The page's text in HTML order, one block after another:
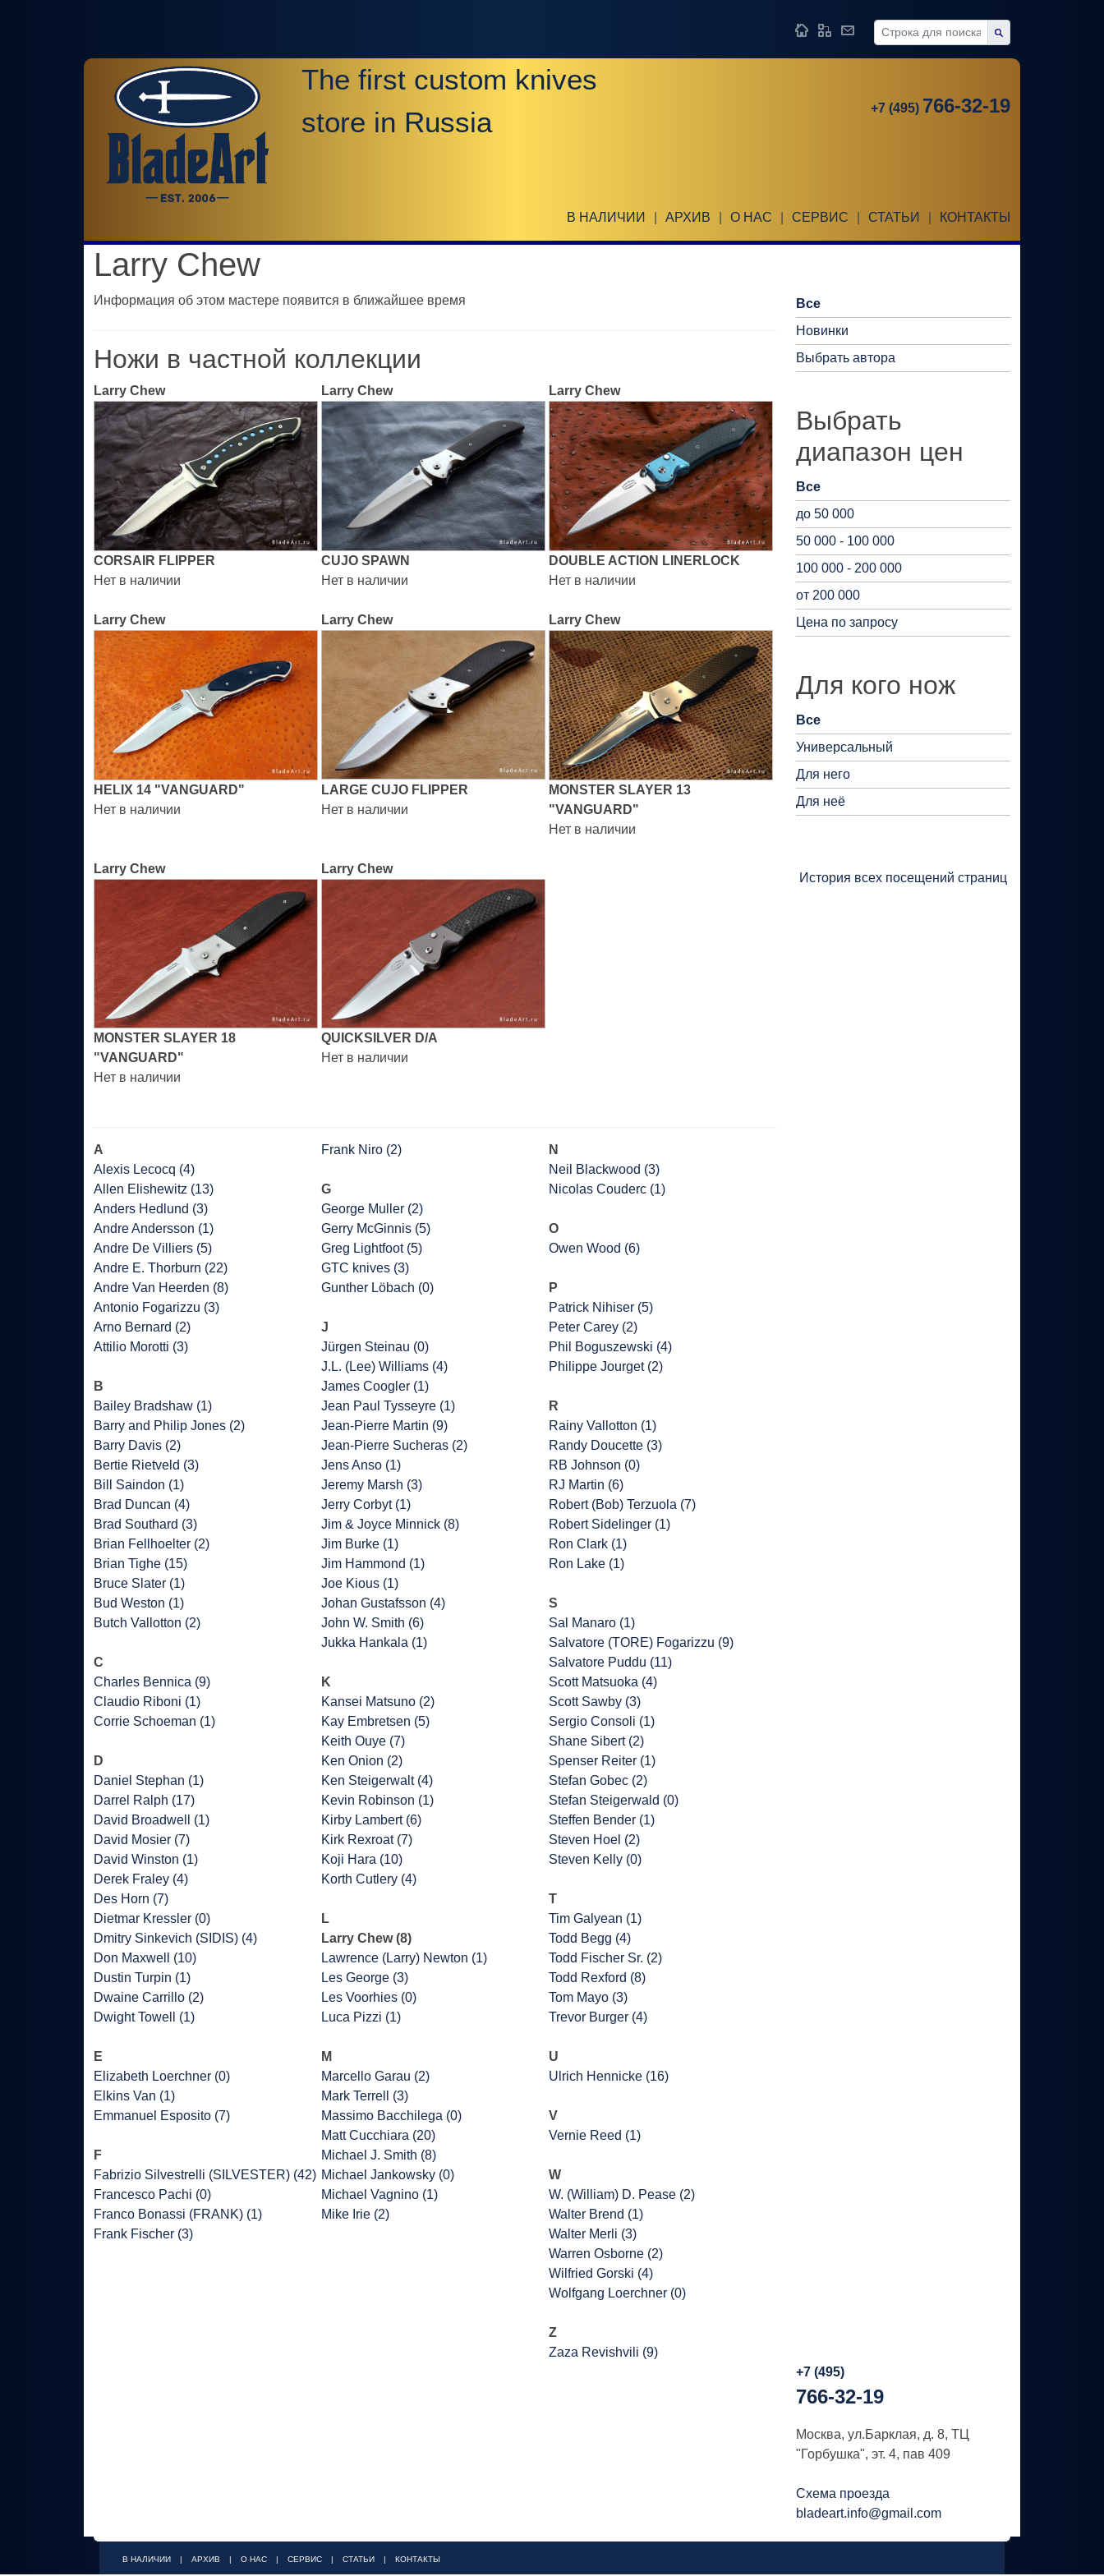
The first custom knives
store in Russia
+7 (495) 766-32-19
В НАЛИЧИИ АРХИВ О НАС СЕРВИС СТАТЬИ КОНТАКТЫ
Larry Chew
Информация об этом мастере появится в ближайшее время
Ножи в частной коллекции
Larry Chew Larry Chew Larry Chew
CORSAIR FLIPPER
Нет в наличии
CUJO SPAWN
Нет в наличии
DOUBLE ACTION LINERLOCK
Нет в наличии
Larry Chew Larry Chew Larry Chew
HELIX 14 "VANGUARD"
Нет в наличии
LARGE CUJO FLIPPER
Нет в наличии
MONSTER SLAYER 13
"VANGUARD"
Нет в наличии
Larry Chew Larry Chew
MONSTER SLAYER 18
"VANGUARD"
Нет в наличии
QUICKSILVER D/A
Нет в наличии
A
Alexis Lecocq (4)
Allen Elishewitz (13)
Anders Hedlund (3)
Andre Andersson (1)
Andre De Villiers (5)
Andre E. Thorburn (22)
Andre Van Heerden (8)
Antonio Fogarizzu (3)
Arno Bernard (2)
Attilio Morotti (3)
B
Bailey Bradshaw (1)
Barry and Philip Jones (2)
Barry Davis (2)
Bertie Rietveld (3)
Bill Saindon (1)
Brad Duncan (4)
Brad Southard (3)
Brian Fellhoelter (2)
Brian Tighe (15)
Bruce Slater (1)
Bud Weston (1)
Butch Vallotton (2)
C
Charles Bennica (9)
Claudio Riboni (1)
Corrie Schoeman (1)
D
Daniel Stephan (1)
Darrel Ralph (17)
David Broadwell (1)
David Mosier (7)
David Winston (1)
Derek Fraley (4)
Des Horn (7)
Dietmar Kressler (0)
Dmitry Sinkevich (SIDIS) (4)
Don Maxwell (10)
Dustin Turpin (1)
Dwaine Carrillo (2)
Dwight Towell (1)
E
Elizabeth Loerchner (0)
Elkins Van (1)
Emmanuel Esposito (7)
F
Fabrizio Silvestrelli (SILVESTER) (42)
Francesco Pachi (0)
Franco Bonassi (FRANK) (1)
Frank Fischer (3)
Frank Niro (2)
G
George Muller (2)
Gerry McGinnis (5)
Greg Lightfoot (5)
GTC knives (3)
Gunther Löbach (0)
J
Jürgen Steinau (0)
J.L. (Lee) Williams (4)
James Coogler (1)
Jean Paul Tysseyre (1)
Jean-Pierre Martin (9)
Jean-Pierre Sucheras (2)
Jens Anso (1)
Jeremy Marsh (3)
Jerry Corbyt (1)
Jim & Joyce Minnick (8)
Jim Burke (1)
Jim Hammond (1)
Joe Kious (1)
Johan Gustafsson (4)
John W. Smith (6)
Jukka Hankala (1)
K
Kansei Matsuno (2)
Kay Embretsen (5)
Keith Ouye (7)
Ken Onion (2)
Ken Steigerwalt (4)
Kevin Robinson (1)
Kirby Lambert (6)
Kirk Rexroat (7)
Koji Hara (10)
Korth Cutlery (4)
L
Larry Chew (8)
Lawrence (Larry) Newton (1)
Les George (3)
Les Voorhies (0)
Luca Pizzi (1)
M
Marcello Garau (2)
Mark Terrell (3)
Massimo Bacchilega (0)
Matt Cucchiara (20)
Michael J. Smith (8)
Michael Jankowsky (0)
Michael Vagnino (1)
Mike Irie (2)
N
Neil Blackwood (3)
Nicolas Couderc (1)
O
Owen Wood (6)
P
Patrick Nihiser (5)
Peter Carey (2)
Phil Boguszewski (4)
Philippe Jourget (2)
R
Rainy Vallotton (1)
Randy Doucette (3)
RB Johnson (0)
RJ Martin (6)
Robert (Bob) Terzuola (7)
Robert Sidelinger (1)
Ron Clark (1)
Ron Lake (1)
S
Sal Manaro (1)
Salvatore (TORE) Fogarizzu (9)
Salvatore Puddu (11)
Scott Matsuoka (4)
Scott Sawby (3)
Sergio Consoli (1)
Shane Sibert (2)
Spenser Reiter (1)
Stefan Gobec (2)
Stefan Steigerwald (0)
Steffen Bender (1)
Steven Hoel (2)
Steven Kelly (0)
T
Tim Galyean (1)
Todd Begg (4)
Todd Fischer Sr. (2)
Todd Rexford (8)
Tom Mayo (3)
Trevor Burger (4)
U
Ulrich Hennicke (16)
V
Vernie Reed (1)
W
W. (William) D. Pease (2)
Walter Brend (1)
Walter Merli (3)
Warren Osborne (2)
Wilfried Gorski (4)
Wolfgang Loerchner (0)
Z
Zaza Revishvili (9)
Все
Новинки
Выбрать автора
Выбрать
диапазон цен
Все
до 50 000
50 000 - 100 000
100 000 - 200 000
от 200 000
Цена по запросу
Для кого нож
Все
Универсальный
Для него
Для неё
История всех посещений страниц
+7 (495)
766-32-19
Москва, ул.Барклая, д. 8, ТЦ
"Горбушка", эт. 4, пав 409
Схема проезда
bladeart.info@gmail.com
В НАЛИЧИИ АРХИВ О НАС СЕРВИС СТАТЬИ КОНТАКТЫ